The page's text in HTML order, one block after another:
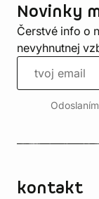
Novinky
Čerstvé info o
nevyhnutnej
kontakt